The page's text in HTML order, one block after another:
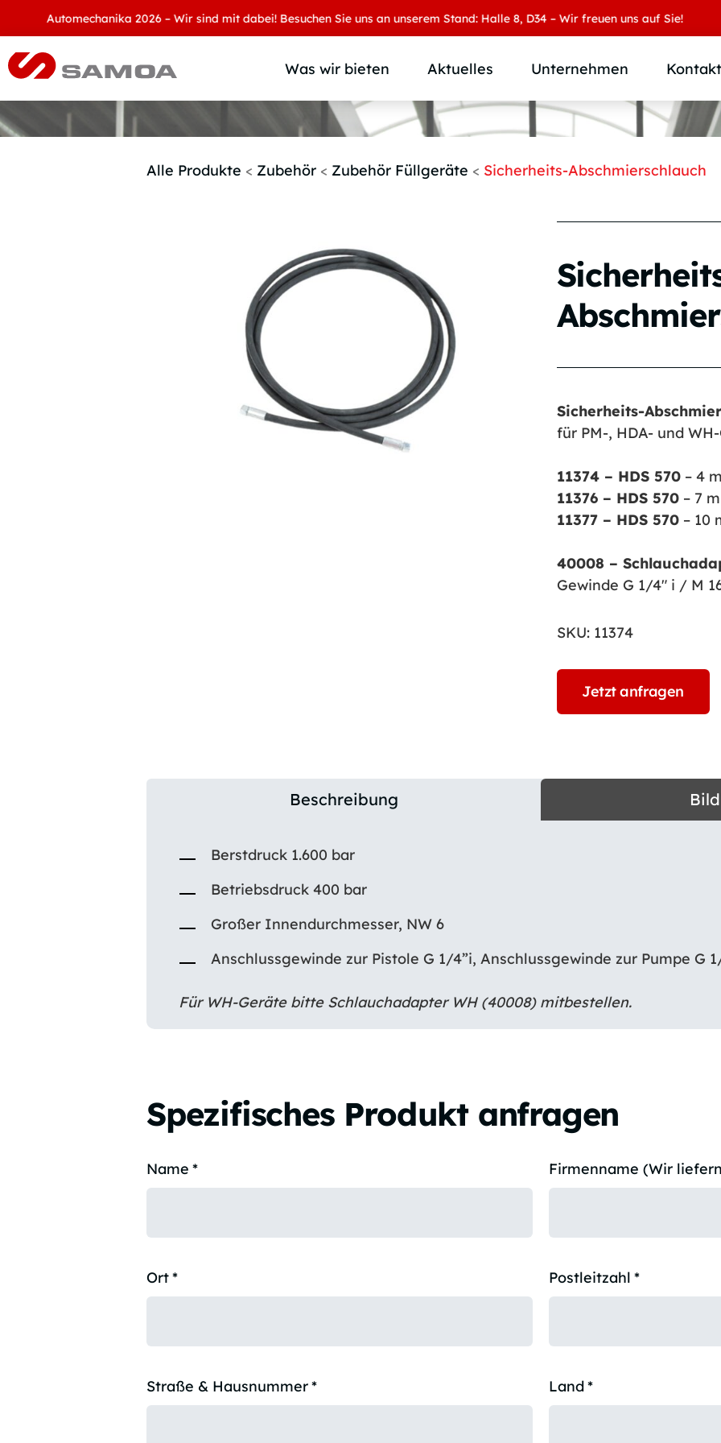
Automechanika 2026 – Wir sind mit dabei! Besuchen Sie uns an unserem Stand: Halle 8, D34 – Wir freuen uns auf Sie!
Was wir bieten
Produktübersicht
Produktkategorie
Branchen und Märkte
Aktuelles Unternehmen
Wer wir sind
SAMOA Gruppe
Downloads
Kontakt
Alle Produkte < Zubehör < Zubehör Füllgeräte < Sicherheits-Abschmierschlauch
Sicherheits-
für PM-, HDA- und
11374 – HDS 570– 4 m
11376 – HDS 570– 7 m
11377 – HDS 570– 10
40008 –
Gewinde G 1/4″ i / M
SKU: 11374
Jetzt anfragen
Beschreibung
Berstdruck 1.600 bar
Betriebsdruck 400 bar
Großer Innendurchmesser, NW 6
Anschlussgewinde zur Pistole G 1/4”i, Anschlussgewinde zur Pumpe G
Für WH-Geräte bitte Schlauchadapter WH (40008) mitbestellen.
Spezifisches Produkt anfragen
Name * Firmenname (Wir
Ort* Postleitzahl *
Straße & Hausnummer* Land*